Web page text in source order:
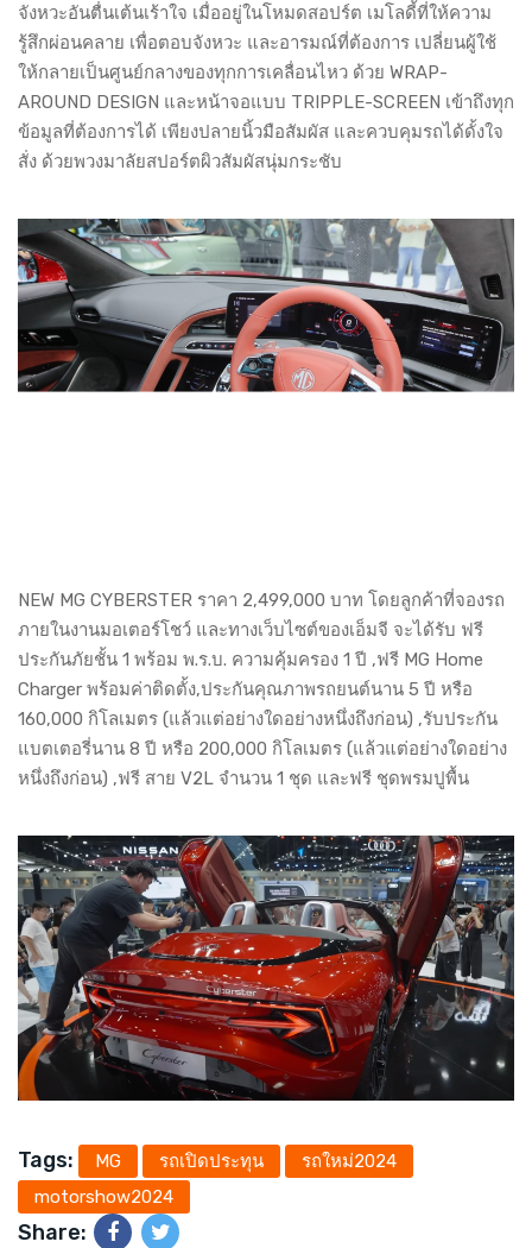
จังหวะอันตื่นเต้นเร้าใจ เมื่ออยู่ในโหมดสอปร์ต เมโลดี้ที่ให้ความ
รู้สึกผ่อนคลาย เพื่อตอบจังหวะ และอารมณ์ที่ต้องการ เปลี่ยนผู้ใช้
ให้กลายเป็นศูนย์กลางของทุกการเคลื่อนไหว ด้วย WRAP-
AROUND DESIGN และหน้าจอแบบ TRIPPLE-SCREEN เข้าถึงทุก
ข้อมูลที่ต้องการได้ เพียงปลายนิ้วมือสัมผัส และควบคุมรถได้ดั้งใจ
สั่ง ด้วยพวงมาลัยสปอร์ตผิวสัมผัสนุ่มกระชับ
NEW MG CYBERSTER ราคา 2,499,000 บาท โดยลูกค้าที่จองรถ
ภายในงานมอเตอร์โชว์ และทางเว็บไซต์ของเอ็มจี จะได้รับ ฟรี
ประกันภัยชั้น 1 พร้อม พ.ร.บ. ความคุ้มครอง 1 ปี ,ฟรี MG Home
Charger พร้อมค่าติดตั้ง,ประกันคุณภาพรถยนต์นาน 5 ปี หรือ
160,000 กิโลเมตร (แล้วแต่อย่างใดอย่างหนึ่งถึงก่อน) ,รับประกัน
แบตเตอรี่นาน 8 ปี หรือ 200,000 กิโลเมตร (แล้วแต่อย่างใดอย่าง
หนึ่งถึงก่อน) ,ฟรี สาย V2L จำนวน 1 ชุด และฟรี ชุดพรมปูพื้น
Tags: MG รถเปิดประทุน
รถใหม่2024
motorshow2024
Share: